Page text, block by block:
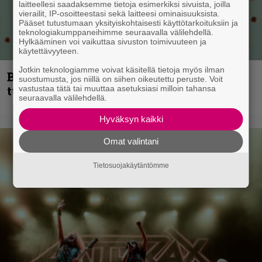
Blind Channel palaa rytinällä –
tuplasingle videoineen julki
laitteellesi saadaksemme tietoja esimerkiksi sivuista, joilla
vierailit, IP-osoitteestasi sekä laitteesi ominaisuuksista.
Pääset tutustumaan yksityiskohtaisesti käyttötarkoituksiin ja
teknologiakumppaneihimme seuraavalla välilehdellä.
Hylkääminen voi vaikuttaa sivuston toimivuuteen ja
käytettävyyteen.
Jotkin teknologiamme voivat käsitellä tietoja myös ilman
suostumusta, jos niillä on siihen oikeutettu peruste. Voit
vastustaa tätä tai muuttaa asetuksiasi milloin tahansa
seuraavalla välilehdellä.
Hyväksyn kaikki
Omat valintani
Tietosuojakäytäntömme